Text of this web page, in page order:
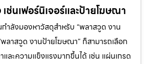
เช่นเฟอร์นิเจอร์และป้ายโฆษณา
ลังมองหาวัสดุสำหรับ “พลาสวูด งาน
พลาสวูด งานป้ายโฆษณา” ก็สามารถเลือก
ละความแข็งแรงมากขึ้นได้ เช่น แผ่นเกรด